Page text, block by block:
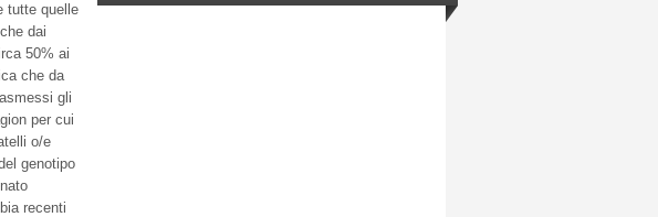
tutte quelle
dai
50% ai
che da
gli
per cui
o/e
genotipo
recenti